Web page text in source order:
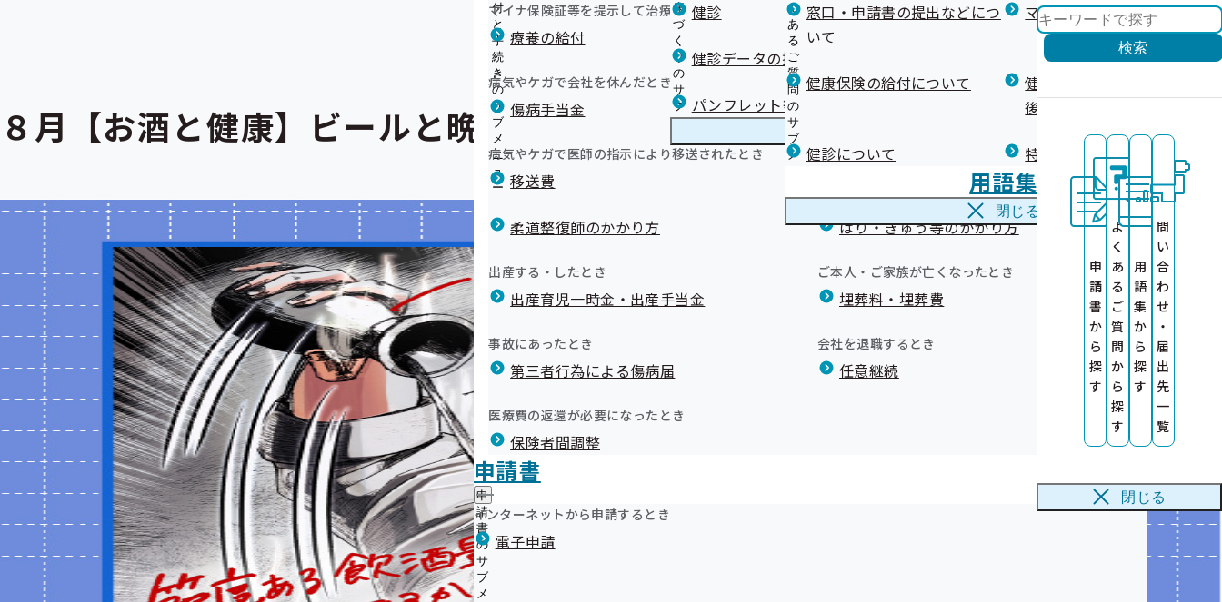
付
と
手
続
き
の
サ
ブ
メ
ニ
ュ
ー
マイナ保険証等を提示して治療を受けるとき
療養の給付
医療費が高額になりそう・なったとき
限度額適用認定・高額療養費・高額介護合算
病気やケガで会社を休んだとき
傷病手当金
医療費の全額を負担したとき
病気やケガで医師の指示により移送されたとき
移送費
海外で急な病気にかかり治療を受けたとき
柔道整復師のかかり方 はり・きゅう等のかかり方
出産する・したとき
出産育児一時金・出産手当金
ご本人・ご家族が亡くなったとき
埋葬料・埋葬費
事故にあったとき
第三者行為による傷病届
会社を退職するとき
任意継続
医療費の返還が必要になったとき
保険者間調整
申請書
申
請
書
の
サ
ブ
メ
インターネットから申請するとき
電子申請
康
づ
く
り
の
サ
ブ
メ
ュ
健診 健診を受けた後の健康づくり
健診データの提供について 健康宣言（コラボヘルス）
パンフレット等（広報） 健康づくりコラム
く
あ
る
ご
質
問
の
サ
ブ
メ
窓口・申請書の提出などにつ
いて
マイナ保険証等関連について
健康保険の給付について
健康保険任意継続制度（退職
後の健康保険）について
健診について 特定保健指導について
用語集
閉じる
検索
申
請
書
か
ら
探
す
よ
く
あ
る
ご
質
問
か
ら
探
す
用
語
集
か
ら
探
す
問
い
合
わ
せ
・
届
出
先
一
覧
閉じる
８月【お酒と健康】ビールと晩酌大好き課長